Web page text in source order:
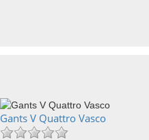
Gants V Quattro Vasco